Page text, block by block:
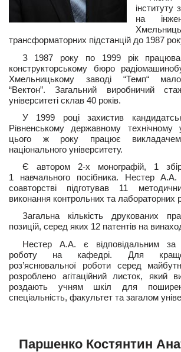
на
трансформаторних підстанцій до 1987
З 1987 року по 1999 рік
конструкторському бюро
Хмельницькому заводі “Темп“
“Вектон”. Загальний виробничий
університеті склав 40 років.
У 1999 році захистив
Рівненському державному технічному
цього ж року працює викладачем
національного університету.
Є автором 2-х монографій, 1
1 навчального посібника. Нестер
соавторстві підготував 11
виконання контрольних та лабораторних
Загальна кількість друкованих
позицій, серед яких 12 патентів на
Нестер А.А. є відповідальним за
роботу на кафедрі. Для
роз’яснювальної роботи серед
розроблено агітаційний листок, який
роздають учням шкіл для
спеціальність, факультет та загалом
Паршенко Костянтин